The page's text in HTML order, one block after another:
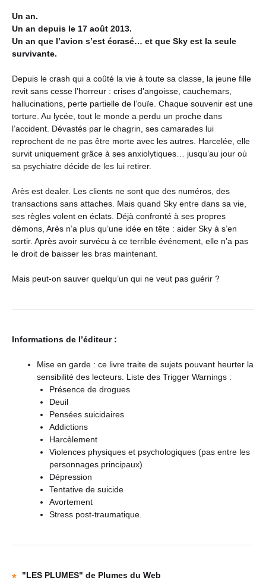
Un an.
Un an depuis le 17 août 2013.
Un an que l’avion s’est écrasé… et que Sky est la seule
survivante.
Depuis le crash qui a coûté la vie à toute sa classe, la jeune fille
revit sans cesse l’horreur : crises d’angoisse, cauchemars,
hallucinations, perte partielle de l’ouïe. Chaque souvenir est une
torture. Au lycée, tout le monde a perdu un proche dans
l’accident. Dévastés par le chagrin, ses camarades lui
reprochent de ne pas être morte avec les autres. Harcelée, elle
survit uniquement grâce à ses anxiolytiques… jusqu’au jour où
sa psychiatre décide de les lui retirer.
Arès est dealer. Les clients ne sont que des numéros, des
transactions sans attaches. Mais quand Sky entre dans sa vie,
ses règles volent en éclats. Déjà confronté à ses propres
démons, Arès n’a plus qu’une idée en tête : aider Sky à s’en
sortir. Après avoir survécu à ce terrible événement, elle n’a pas
le droit de baisser les bras maintenant.
Mais peut-on sauver quelqu’un qui ne veut pas guérir ?
Informations de l’éditeur :
Mise en garde : ce livre traite de sujets pouvant heurter la
sensibilité des lecteurs. Liste des Trigger Warnings :
Présence de drogues
Deuil
Pensées suicidaires
Addictions
Harcèlement
Violences physiques et psychologiques (pas entre les
personnages principaux)
Dépression
Tentative de suicide
Avortement
Stress post-traumatique.
* "LES PLUMES" de Plumes du Web